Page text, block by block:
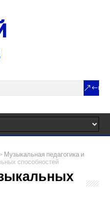
> Музыкальная педагогика и
способностей